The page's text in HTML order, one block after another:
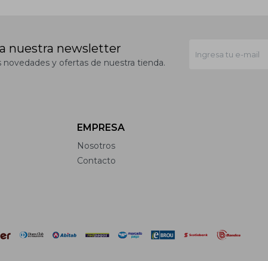
nuestra newsletter
novedades y ofertas de nuestra tienda.
EMPRESA
Nosotros
Contacto